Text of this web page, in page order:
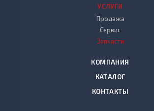
УСЛУГИ
Продажа
Сервис
Запчасти
КОМПАНИЯ
КАТАЛОГ
КОНТАКТЫ